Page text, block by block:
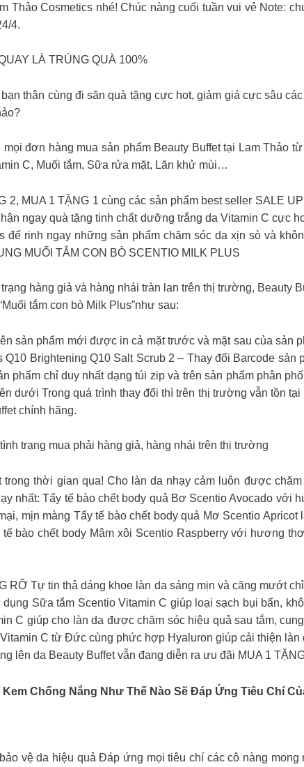
Thảo Cosmetics nhé! Chúc nàng cuối tuần vui vẻ Note:
4.
LÀ TRÚNG QUÀ 100%
thân cùng đi săn quà tặng cực hot, giảm giá cực sâu
đơn hàng mua sản phẩm Beauty Buffet tại Lam Thảo
C, Muối tắm, Sữa rửa mặt, Lăn khử mùi…
MUA 1 TẶNG 1 cùng các sản phẩm best seller SALE
ngay quà tặng tinh chất dưỡng trắng da Vitamin C cực
để rinh ngay những sản phẩm chăm sóc da xịn sò và
MUỐI TẮM CON BÒ SCENTIO MILK PLUS
hàng giả và hàng nhái tràn lan trên thị trường, Beauty
tắm con bò Milk Plus”như sau:
sản phẩm mới được in cả mặt trước và mặt sau của sản
Brightening Q10 Salt Scrub 2 – Thay đổi Barcode sản
phẩm chỉ duy nhất dạng túi zip và trên sản phẩm phân
dưới Trong quá trình thay đổi thì trên thị trường vẫn tồn
chính hãng.
trạng mua phải hàng giả, hàng nhái trên thị trường
thời gian qua! Cho làn da nhạy cảm luôn được
nhất: Tẩy tế bào chết body quả Bơ Scentio Avocado
mịn màng Tẩy tế bào chết body quả Mơ Scentio
bào chết body Mâm xôi Scentio Raspberry với hương
RỠ Tự tin thả dáng khoe làn da sáng mịn và căng mướt
Sữa tắm Scentio Vitamin C giúp loại sạch bụi bẩn,
C giúp cho làn da được chăm sóc hiệu quả sau tắm,
C từ Đức cùng phức hợp Hyaluron giúp cải thiện làn
lên da Beauty Buffet vẫn đang diễn ra ưu đãi MUA 1
Kem Chống Nắng Như Thế Nào Sẽ Đáp Ứng Tiêu Chí
vệ da hiệu quả Đáp ứng mọi tiêu chí các cô nàng mong